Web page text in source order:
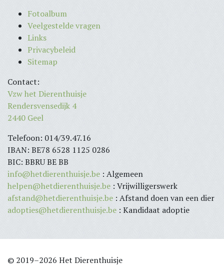
Fotoalbum
Veelgestelde vragen
Links
Privacybeleid
Sitemap
Contact:
Vzw het Dierenthuisje
Rendersvensedijk 4
2440 Geel
Telefoon: 014/39.47.16
IBAN: BE78 6528 1125 0286
BIC: BBRU BE BB
info@hetdierenthuisje.be : Algemeen
helpen@hetdierenthuisje.be : Vrijwilligerswerk
afstand@hetdierenthuisje.be : Afstand doen van een dier
adopties@hetdierenthuisje.be : Kandidaat adoptie
© 2019–2026 Het Dierenthuisje